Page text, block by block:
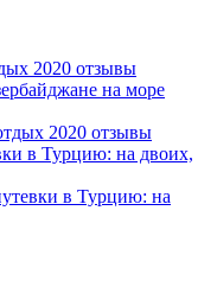
2020 отзывы
на море
2020 отзывы
в Турцию: на двоих,
в Турцию: на